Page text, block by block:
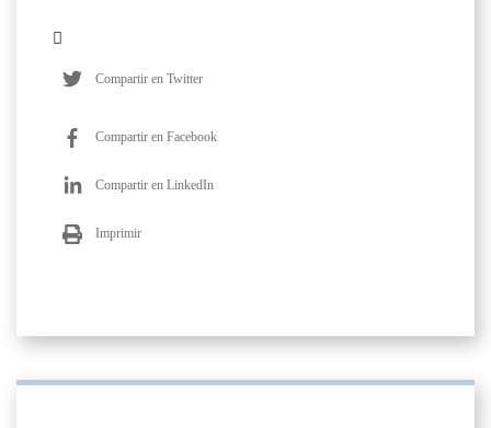
Compartir en Twitter
Compartir en Facebook
Compartir en LinkedIn
Imprimir